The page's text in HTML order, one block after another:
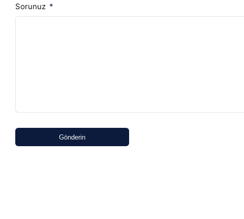
Sorunuz
Gönderin